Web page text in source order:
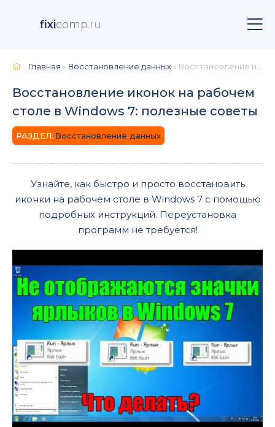
fixicomp.ru
Главная » Восстановление данных » Восстановление иконок на рабочем столе в Windows 7: полезные советы
Восстановление иконок на рабочем
столе в Windows 7: полезные советы
Восстановление данных
Узнайте, как быстро и просто восстановить
иконки на рабочем столе в Windows 7 с помощью
подробных инструкций. Переустановка
программ не требуется!